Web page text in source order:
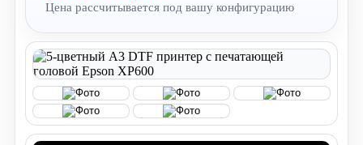
Цена рассчитывается под вашу конфигурацию